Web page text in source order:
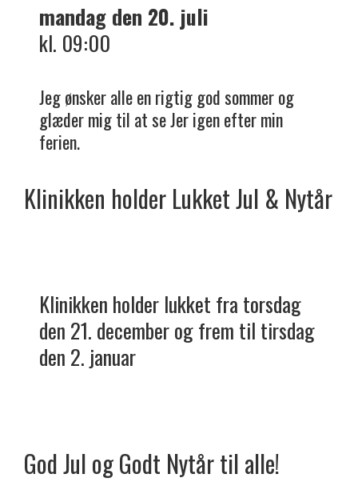
mandag den 20. juli
kl. 09:00
Jeg ønsker alle en rigtig god sommer og
glæder mig til at se Jer igen efter min
ferien.
Klinikken holder LukketJul & Nytår
Klinikken holder lukket fra torsdag
den 21. december og frem til tirsdag
den 2. januar
God Jul og Godt Nytår til alle!